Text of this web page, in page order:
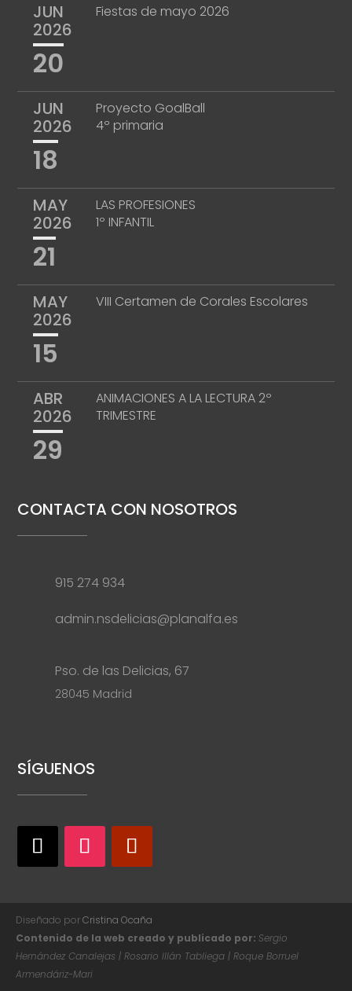
JUN
2026
20
Fiestas de mayo 2026
JUN
2026
18
Proyecto GoalBall
4º primaria
MAY
2026
21
LAS PROFESIONES
1º INFANTIL
MAY
2026
15
VIII Certamen de Corales Escolares
ABR
2026
29
ANIMACIONES A LA LECTURA 2º
TRIMESTRE
CONTACTA CON NOSOTROS
915 274 934
admin.nsdelicias@planalfa.es
Pso. de las Delicias, 67
28045 Madrid
SÍGUENOS
Diseñado porCristina Ocaña
Contenido de la web creado y publicado por: Sergio
Hernández Canalejas | Rosario Illán Tabliega | Roque Borruel
Armendáriz-Mari